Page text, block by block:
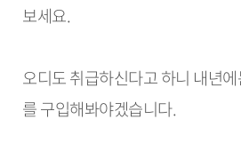
보세요.
오디도 취급하신다고 하니 내년
를 구입해봐야겠습니다.